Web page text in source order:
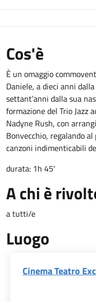
Cos'è
È un omaggio
Daniele, a dieci anni
settant’anni dalla sua
formazione del Trio Jazz
Nadyne Rush, con
Bonvecchio, regalando
canzoni indimenticabili
durata: 1h 45′
A chi è
a tutti/e
Luogo
Cinema Teatro